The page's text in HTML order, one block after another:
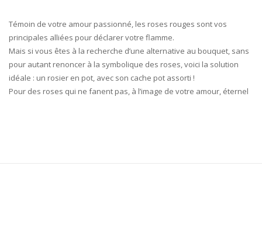
Témoin de votre amour passionné, les roses rouges sont vos
principales alliées pour déclarer votre flamme.
Mais si vous êtes à la recherche d’une alternative au bouquet, sans
pour autant renoncer à la symbolique des roses, voici la solution
idéale : un rosier en pot, avec son cache pot assorti !
Pour des roses qui ne fanent pas, à l’image de votre amour, éternel